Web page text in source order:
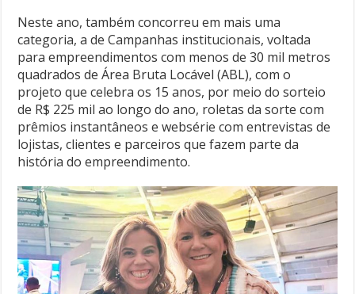
Neste ano, também concorreu em mais uma
categoria, a de Campanhas institucionais, voltada
para empreendimentos com menos de 30 mil metros
quadrados de Área Bruta Locável (ABL), com o
projeto que celebra os 15 anos, por meio do sorteio
de R$ 225 mil ao longo do ano, roletas da sorte com
prêmios instantâneos e websérie com entrevistas de
lojistas, clientes e parceiros que fazem parte da
história do empreendimento.